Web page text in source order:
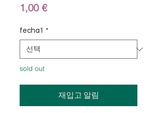
1,00 €가
fecha1 *
sold out
재입고 알림